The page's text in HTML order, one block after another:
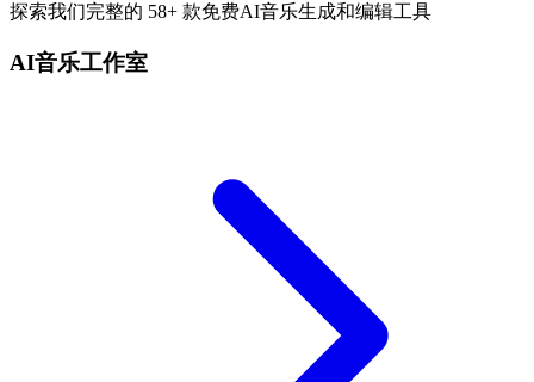
探索我们完整的 58+ 款免费AI音乐生成和编辑工具
AI音乐工作室